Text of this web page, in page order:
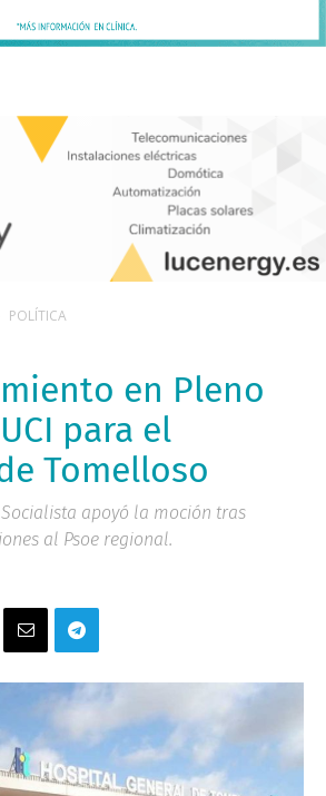
POLÍTICA
en Pleno
para el
Tomelloso
apoyó la moción tras
al Psoe regional.